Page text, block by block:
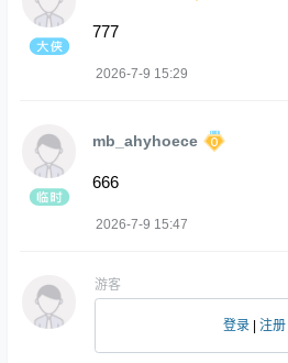
777
2026-7-9 15:29
mb_ahyhoece
666
2026-7-9 15:47
游客
登录 注册